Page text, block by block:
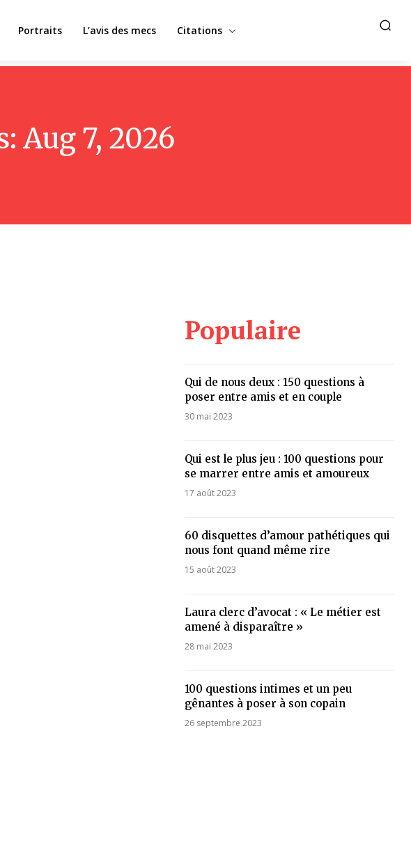
Portraits L’avis des mecs Citations
Aug 7, 2026
Populaire
Qui de nous deux : 150 questions à
poser entre amis et en couple
30 mai 2023
Qui est le plus jeu : 100 questions pour
se marrer entre amis et amoureux
17 août 2023
60 disquettes d’amour pathétiques qui
nous font quand même rire
15 août 2023
Laura clerc d’avocat : « Le métier est
amené à disparaître »
28 mai 2023
100 questions intimes et un peu
gênantes à poser à son copain
26 septembre 2023